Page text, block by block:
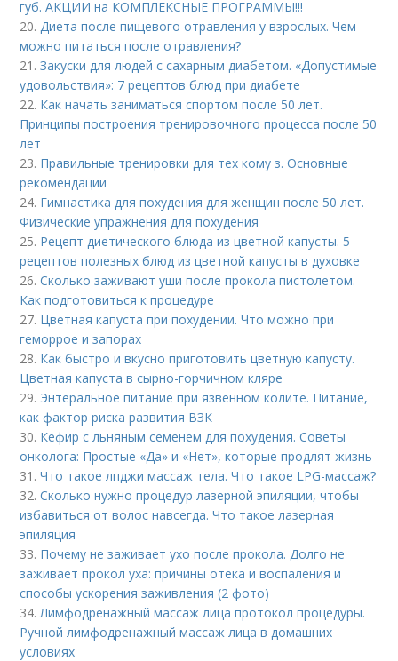
губ. АКЦИИ на КОМПЛЕКСНЫЕ ПРОГРАММЫ!!!
20. Диета после пищевого отравления у взрослых. Чем
можно питаться после отравления?
21.Закуски для людей с сахарным диабетом. «Допустимые
удовольствия»: 7 рецептов блюд при диабете
22. Как начать заниматься спортом после 50 лет.
Принципы построения тренировочного процесса после 50
лет
23. Правильные тренировки для тех кому з. Основные
рекомендации
24. Гимнастика для похудения для женщин после 50 лет.
Физические упражнения для похудения
25. Рецепт диетического блюда из цветной капусты. 5
рецептов полезных блюд из цветной капусты в духовке
26.Сколько заживают уши после прокола пистолетом.
Как подготовиться к процедуре
27. Цветная капуста при похудении. Что можно при
геморрое и запорах
28. Как быстро и вкусно приготовить цветную капусту.
Цветная капуста в сырно-горчичном кляре
29. Энтеральное питание при язвенном колите. Питание,
как фактор риска развития ВЗК
30. Кефир с льняным семенем для похудения. Советы
онколога: Простые «Да» и «Нет», которые продлят жизнь
31.Что такое лпджи массаж тела. Что такое LPG-массаж?
32.Сколько нужно процедур лазерной эпиляции, чтобы
избавиться от волос навсегда. Что такое лазерная
эпиляция
33. Почему не заживает ухо после прокола. Долго не
заживает прокол уха: причины отека и воспаления и
способы ускорения заживления (2 фото)
34. Лимфодренажный массаж лица протокол процедуры.
Ручной лимфодренажный массаж лица в домашних
условиях